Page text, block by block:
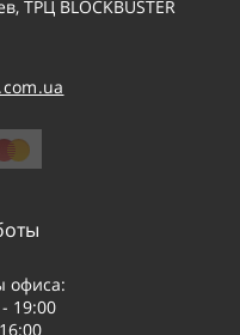
ТРЦ BLOCKBUSTER
офиса:
19:00